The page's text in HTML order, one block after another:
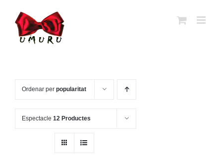
contingut
Ordenar per popularitat
Espectacle 12 Productes